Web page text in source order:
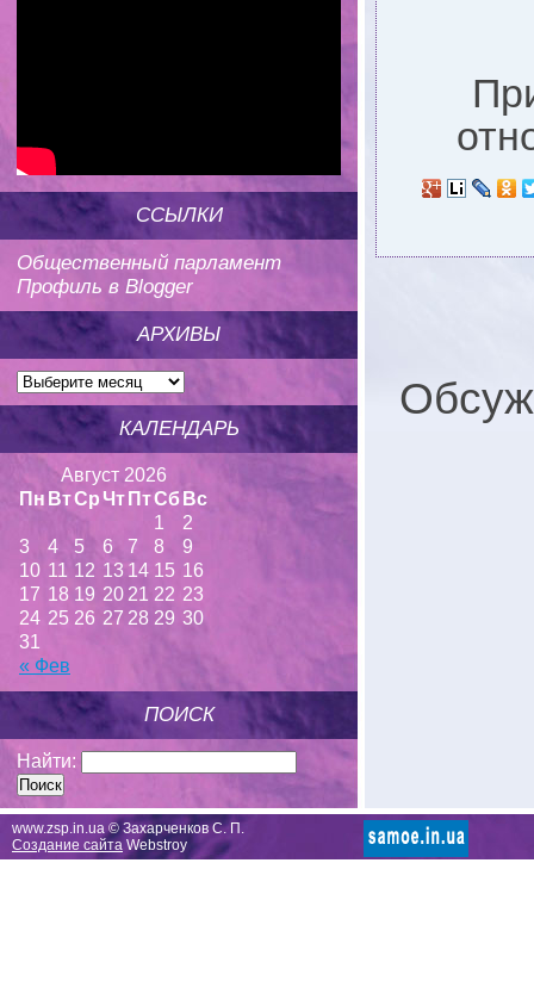
ССЫЛКИ
Общественный парламент
Профиль в Blogger
АРХИВЫ
КАЛЕНДАРЬ
Август 2026
Пн ВтСрЧт ПтСб Вс
« Фев
1
2
3
4 5 6 7 8
9
10 11 12 13 14 15 16
17 18 19 20 21 22 23
24 25 26 27 28 29 30
31
ПОИСК
Найти:
www.zsp.in.ua © Захарченков С. П.
Создание сайта Webstroy